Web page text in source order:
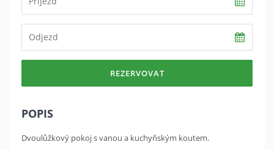
REZERVOVAT
POPIS
Dvoulůžkový pokoj s vanou a kuchyňským koutem.